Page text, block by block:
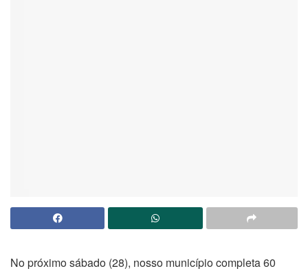
No próximo sábado (28), nosso município completa 60